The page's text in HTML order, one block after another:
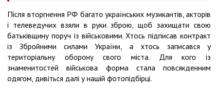
Після вторгнення РФ багато українських музикантів, акторів
і телеведучих взяли в руки зброю, щоб захищати свою
батьківщину поруч із військовими. Хтось підписав контракт
із Збройними силами України, а хтось записався у
територіальну оборону свого міста. Для кого із
знаменитостей військова форма стала повсякденним
одягом, дивіться далі у нашій фотопідбірці.